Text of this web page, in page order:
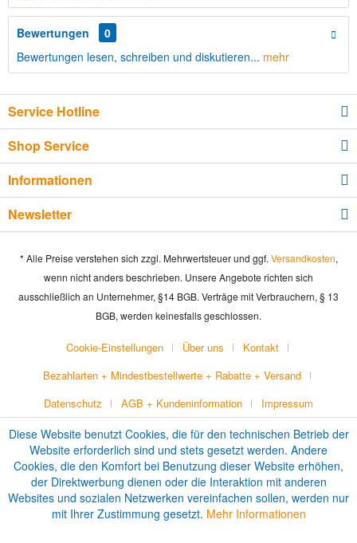
Bewertungen
0
Bewertungen lesen, schreiben und diskutieren... mehr
Service Hotline
Shop Service
Informationen
Newsletter
* Alle Preise verstehen sich zzgl. Mehrwertsteuer und ggf. Versandkosten,
wenn nicht anders beschrieben. Unsere Angebote richten sich
ausschließlich an Unternehmer, §14 BGB. Verträge mit Verbrauchern, § 13
BGB, werden keinesfalls geschlossen.
Cookie-Einstellungen Über uns
Kontakt
Bezahlarten + Mindestbestellwerte + Rabatte + Versand
Datenschutz
AGB + Kundeninformation Impressum
Diese Website benutzt Cookies, die für den technischen Betrieb der
Website erforderlich sind und stets gesetzt werden. Andere
Cookies, die den Komfort bei Benutzung dieser Website erhöhen,
der Direktwerbung dienen oder die Interaktion mit anderen
Websites und sozialen Netzwerken vereinfachen sollen, werden nur
mit Ihrer Zustimmung gesetzt. Mehr Informationen